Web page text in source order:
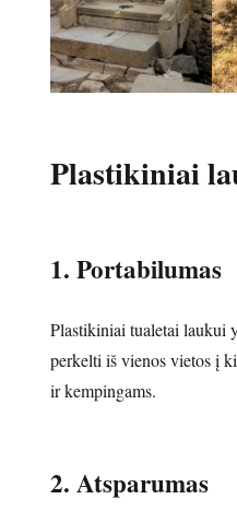
Plastikiniai
1. Portabilumas
Plastikiniai tualetai laukui
perkelti iš vienos vietos į
ir kempingams.
2. Atsparumas